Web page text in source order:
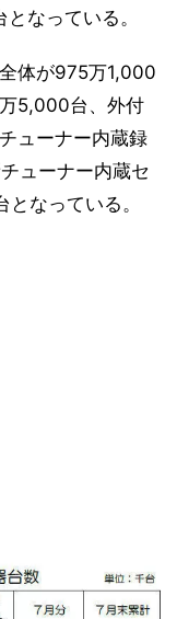
なっている。
体が975万1,000
5,000台、外付
ューナー内蔵録
ューナー内蔵セ
なっている。